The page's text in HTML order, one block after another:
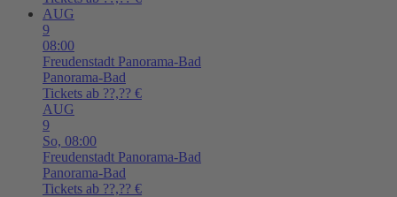
AUG
9
08:00
Freudenstadt Panorama-Bad
Panorama-Bad
Tickets ab ??,?? €
AUG
9
So, 08:00
Freudenstadt Panorama-Bad
Panorama-Bad
Tickets ab ??,?? €